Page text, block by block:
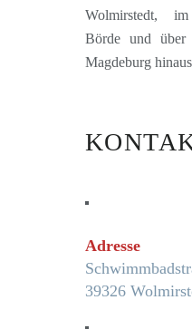
Wolmirstedt,
Börde und über
Magdeburg
Adresse
39326